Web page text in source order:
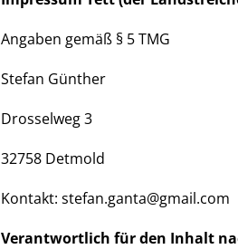
Angaben gemäß § 5 TMG
Stefan Günther
Drosselweg 3
32758 Detmold
Kontakt: stefan.ganta@gmail.com
Verantwortlich für den Inhalt